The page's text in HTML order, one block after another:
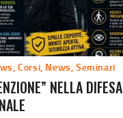
,Corsi, News,Seminari
NELLA DIFESA